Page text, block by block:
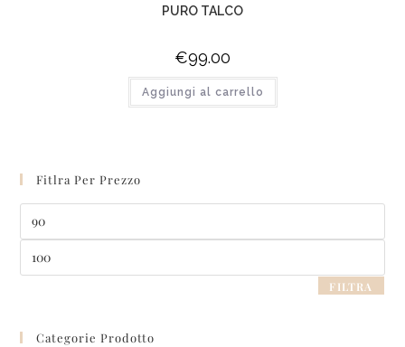
PURO TALCO
€99.00
Aggiungi al carrello
Fitlra Per Prezzo
FILTRA
Categorie Prodotto